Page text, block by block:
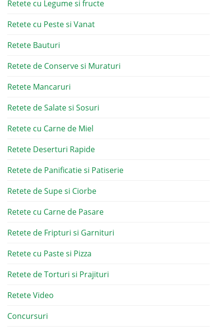
Retete cu Legume si fructe
Retete cu Peste si Vanat
Retete Bauturi
Retete de Conserve si Muraturi
Retete Mancaruri
Retete de Salate si Sosuri
Retete cu Carne de Miel
Retete Deserturi Rapide
Retete de Panificatie si Patiserie
Retete de Supe si Ciorbe
Retete cu Carne de Pasare
Retete de Fripturi si Garnituri
Retete cu Paste si Pizza
Retete de Torturi si Prajituri
Retete Video
Concursuri